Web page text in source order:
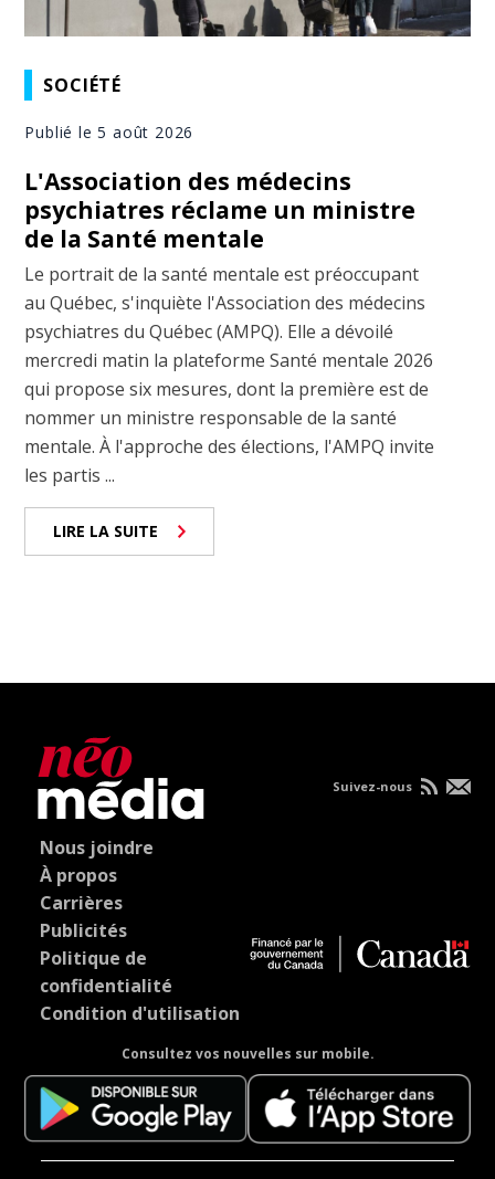
SOCIÉTÉ
Publié le 5 août 2026
L'Association des médecins
psychiatres réclame un ministre
de la Santé mentale
Le portrait de la santé mentale est préoccupant
au Québec, s'inquiète l'Association des médecins
psychiatres du Québec (AMPQ). Elle a dévoilé
mercredi matin la plateforme Santé mentale 2026
qui propose six mesures, dont la première est de
nommer un ministre responsable de la santé
mentale. À l'approche des élections, l'AMPQ invite
les partis ...
LIRE LA SUITE
Nous joindre
À propos
Carrières
Publicités
Politique de
confidentialité
Condition d'utilisation
Consultez vos nouvelles sur mobile.
Suivez-nous